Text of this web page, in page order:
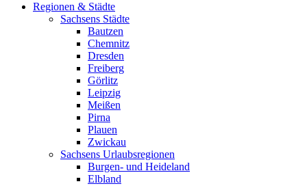
Regionen & Städte
Sachsens Städte
Bautzen
Chemnitz
Dresden
Freiberg
Görlitz
Leipzig
Meißen
Pirna
Plauen
Zwickau
Sachsens Urlaubsregionen
Burgen- und Heideland
Elbland